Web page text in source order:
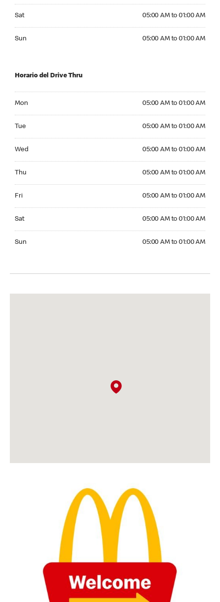
Sat 05:00 AM to 01:00 AM
Sun 05:00 AM to 01:00 AM
Horario del Drive Thru
Mon 05:00 AM to 01:00 AM
Tue 05:00 AM to 01:00 AM
Wed 05:00 AM to 01:00 AM
Thu 05:00 AM to 01:00 AM
Fri 05:00 AM to 01:00 AM
Sat 05:00 AM to 01:00 AM
Sun 05:00 AM to 01:00 AM